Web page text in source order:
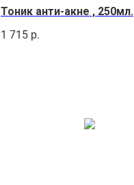
Тоник анти-акне , 250мл.
1 715 р.